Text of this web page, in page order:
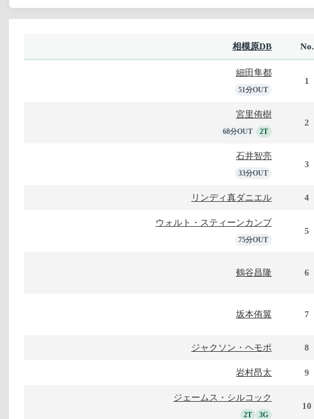
相模原DB No.
細田隼都
51分OUT
1
宮里侑樹
68分OUT 2T
2
石井智亮
33分OUT
3
リンディ真ダニエル 4
ウォルト・スティーンカンプ
75分OUT
5
鶴谷昌隆 6
坂本侑翼 7
ジャクソン・ヘモポ 8
岩村昂太 9
ジェームス・シルコック
2T 3G
10